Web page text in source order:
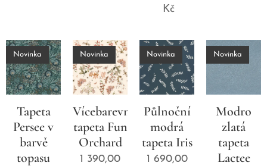
Kč
Tapeta
Persee v
barvě
topasu
Novinka
Vícebarevná
tapeta Fun
Orchard
Novinka
1 390,00
Půlnoční
modrá
tapeta Iris
Novinka
1 690,00
Modro
zlatá
tapeta
Lactee
Novinka